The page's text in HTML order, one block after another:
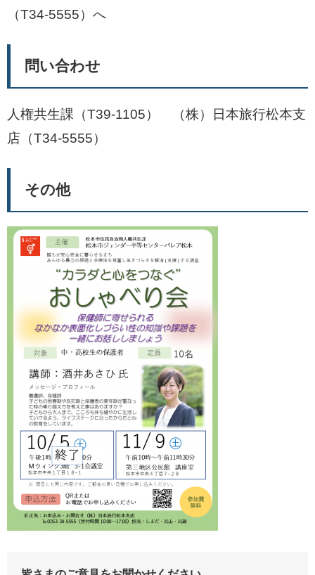
（T34-5555）へ
問い合わせ
人権共生課（T39-1105） （株）日本旅行松本支
店（T34-5555）
その他